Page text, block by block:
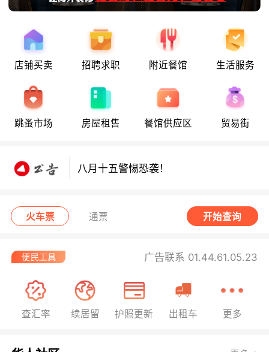
店铺买卖 招聘求职 附近餐馆 生活服务
跳蚤市场 房屋租售 餐馆供应区 贸易街
八月十五警惕恐袭！
八月十五警惕恐袭！
八月十五警惕恐袭！
火车票 通票 开始查询
广告联系 01.44.61.05.23
查汇率 续居留 护照更新 出租车 更多